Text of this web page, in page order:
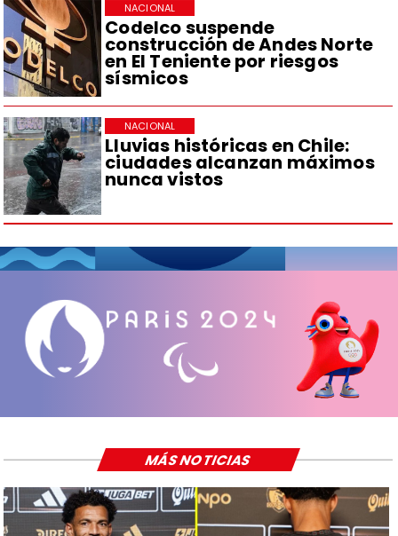
Codelco suspende
construcción de Andes Norte
en El Teniente por riesgos
sísmicos
NACIONAL
Lluvias históricas en Chile:
ciudades alcanzan máximos
nunca vistos
NACIONAL
MÁS NOTICIAS